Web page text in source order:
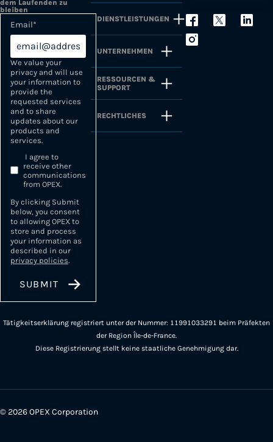
dem Laufenden zu
bleiben
Email*
We value your
privacy and will use
your information to
provide the
requested services
and to share
updates about our
products and
services.
I agree to
receive other
communications
from OPEX.
By clicking Submit
below, you consent
to allowing OPEX to
store and process
your information as
described in our
privacy policies.
DIENSTLEISTUNGEN
UNTERNEHMEN
RESSOURCEN &
SUPPORT
RECHTLICHES
Tätigkeitserklärung registriert unter der Nummer: 11991033291 beim Präfekten
der Region Île-de-France.
Diese Registrierung stellt keine staatliche Genehmigung dar.
© 2026 OPEX Corporation